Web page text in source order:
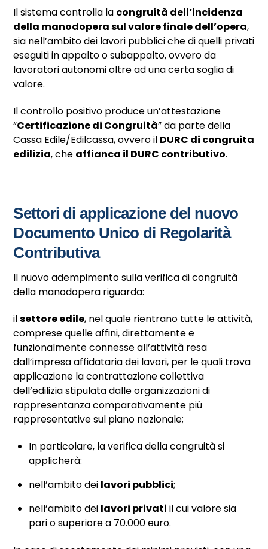
Il sistema controlla la congruità dell’incidenza
della manodopera sul valore finale dell’opera,
sia nell’ambito dei lavori pubblici che di quelli privati
eseguiti in appalto o subappalto, ovvero da
lavoratori autonomi oltre ad una certa soglia di
valore.
Il controllo positivo produce un’attestazione
“Certificazione di Congruità” da parte della
Cassa Edile/Edilcassa, ovvero il DURC di congruita
edilizia, che affianca il DURC contributivo.
Settori di applicazione del nuovo
Documento Unico di Regolarità
Contributiva
Il nuovo adempimento sulla verifica di congruità
della manodopera riguarda:
ilsettore edile, nel quale rientrano tutte le attività,
comprese quelle affini, direttamente e
funzionalmente connesse all’attività resa
dall’impresa affidataria dei lavori, per le quali trova
applicazione la contrattazione collettiva
dell’edilizia stipulata dalle organizzazioni di
rappresentanza comparativamente più
rappresentative sul piano nazionale;
In particolare, la verifica della congruità si
applicherà:
nell’ambito dei lavori pubblici;
nell’ambito dei lavori privati il cui valore sia
pari o superiore a 70.000 euro.